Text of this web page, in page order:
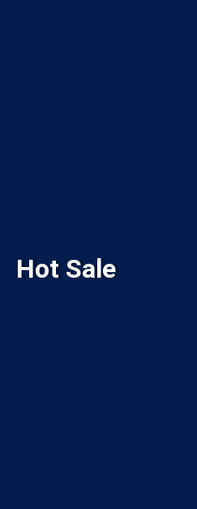
Hot Sale